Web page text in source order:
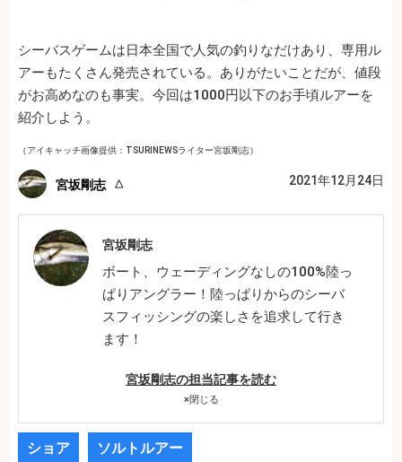
シーバスゲームは日本全国で人気の釣りなだけあり、専用ル
アーもたくさん発売されている。ありがたいことだが、値段
がお高めなのも事実。今回は1000円以下のお手頃ルアーを
紹介しよう。
（アイキャッチ画像提供：TSURINEWSライター宮坂剛志）
宮坂剛志 2021年12月24日
宮坂剛志
ボート、ウェーディングなしの100%陸っ
ぱりアングラー！陸っぱりからのシーバ
スフィッシングの楽しさを追求して行き
ます！
宮坂剛志の担当記事を読む
×閉じる
ショア ソルトルアー